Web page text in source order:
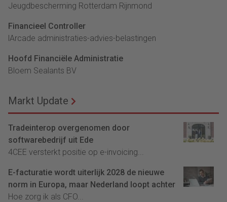
Jeugdbescherming Rotterdam Rijnmond
Financieel Controller
lArcade administraties-advies-belastingen
Hoofd Financiële Administratie
Bloem Sealants BV
Markt Update
Tradeinterop overgenomen door
softwarebedrijf uit Ede
4CEE versterkt positie op e-invoicing...
E-facturatie wordt uiterlijk 2028 de nieuwe
norm in Europa, maar Nederland loopt achter
Hoe zorg ik als CFO...